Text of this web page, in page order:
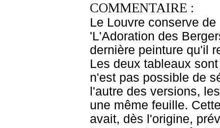
COMMENTAIRE :
Le Louvre conserve
'L'Adoration des
dernière peinture qu'il
Les deux tableaux
n'est pas possible de
l'autre des versions,
une même feuille.
avait, dès l'origine,